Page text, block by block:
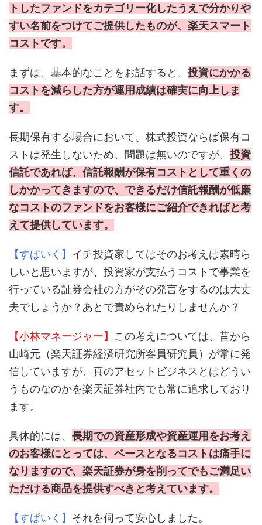
トしたファンドをカテゴリー化したうえで分かりや
すい名前をつけてご提供したものが、楽天スマート
コストです。
まずは、基本的なことをお話すると、投資にかかる
コストを減らした方が運用成績は確実に向上しま
す。
長期保有する場合において、株式投資ならば保有コ
ストは発生しないため、問題は無いのですが、投資
信託であれば、信託報酬が保有コストとして重くの
しかかってきますので、できるだけ信託報酬が低廉
なコストのファンドをお客様にご紹介できればと考
えて提供しています。
【すぱいく】 イチ投資家してはそのお考えは素晴ら
しいと思いますが、投資家が支払うコストで事業を
行っている証券会社の方がその発言をするのは大丈
夫でしょうか？あとで責められたりしませんか？
【小林マネージャー】 この考えについては、昔から
山崎元（楽天証券経済研究所客員研究員）が常に発
信していますが、真のアセットビジネスとはどうい
うものなのかを楽天証券社内でも常に追求しており
ます。
具体的には、 長期での資産形成や資産運用をお考え
のお客様にとっては、ベースとなるコストは痛手に
なりますので、楽天証券が身を削ってでもご満足い
ただける商品を提供すべきと考えています。
【すぱいく】 それを伺って安心しました。